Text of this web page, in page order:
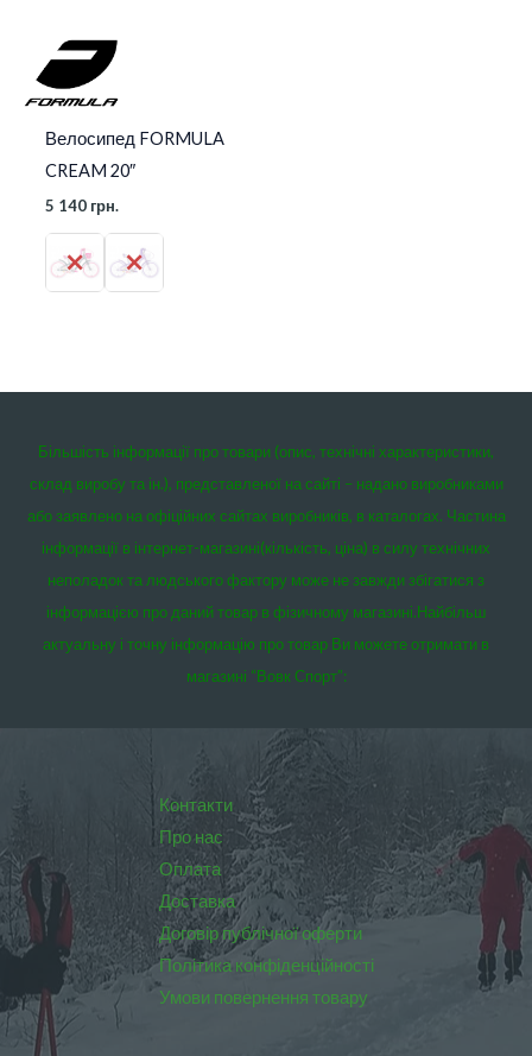
Велосипед FORMULA
CREAM 20″
5 140 грн.
Більшість інформації про товари (опис, технічні характеристики,
склад виробу та ін.), представленої на сайті – надано виробниками
або заявлено на офіційних сайтах виробників, в каталогах. Частина
інформації в інтернет-магазині(кількість, ціна) в силу технічних
неполадок та людського фактору може не завжди збігатися з
інформацією про даний товар в фізичному магазині.Найбільш
актуальну і точну інформацію про товар Ви можете отримати в
магазині “Вовк Спорт”:
Контакти
Про нас
Оплата
Доставка
Договір публічної оферти
Політика конфіденційності
Умови повернення товару